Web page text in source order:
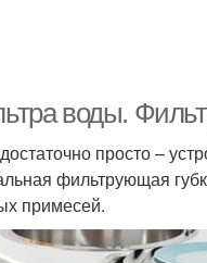
воды.
просто –
фильтрующая
примесей.